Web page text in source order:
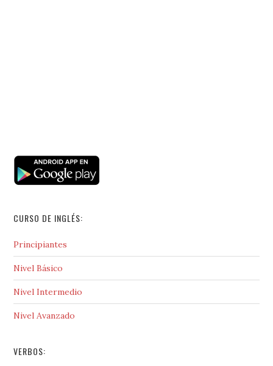
CURSO DE INGLÉS:
Principiantes
Nivel Básico
Nivel Intermedio
Nivel Avanzado
VERBOS: